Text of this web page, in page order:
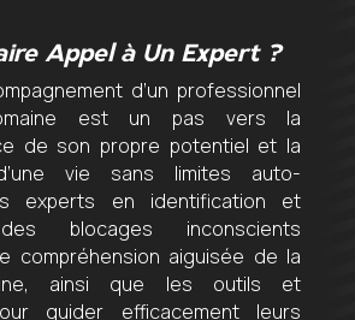
Appel à Un Expert ?
d’un professionnel
est un pas vers la
de son propre potentiel et la
vie sans limites auto-
experts en identification et
blocages inconscients
compréhension aiguisée de la
ainsi que les outils et
guider efficacement leurs